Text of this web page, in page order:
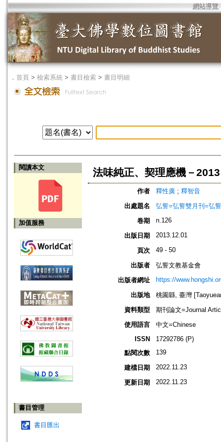
網站導覽
． 首頁 > 檢索系統 > 書目檢索 > 書目明細
閱讀本文
加值服務
書目管理
書目匯出
法味純正、契理應機－
作者 釋性廣 ; 釋智音
出處題名
弘誓=弘誓雙月刊=弘
卷期
n.126
出版日期 2013.12.01
頁次 49 - 50
出版者
弘誓文教基金會
出版者網址
https://
出版地
桃園縣, 臺灣
資料類型
期刊論文=Journal
使用語言
中文=Chinese
ISSN
17292786 (P)
點閱次數
139
建檔日期 2022.11.23
更新日期 2022.11.23